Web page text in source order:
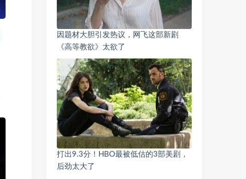
因题材大胆引发热议，网飞这部新剧
《高等教欲》太欲了
打出9.3分！HBO最被低估的3部美剧，
后劲太大了